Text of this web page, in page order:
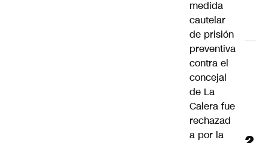
medida
cautelar
de prisión
preventiva
contra el
concejal
de La
Calera fue
rechazad
a por la